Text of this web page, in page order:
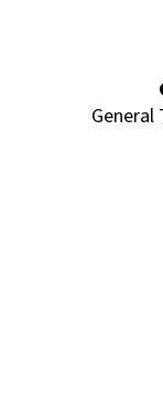
General